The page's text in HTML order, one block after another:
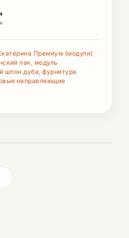
Премиум (модули)
лак , модуль
шпон дуба,фурнитура
направляющие